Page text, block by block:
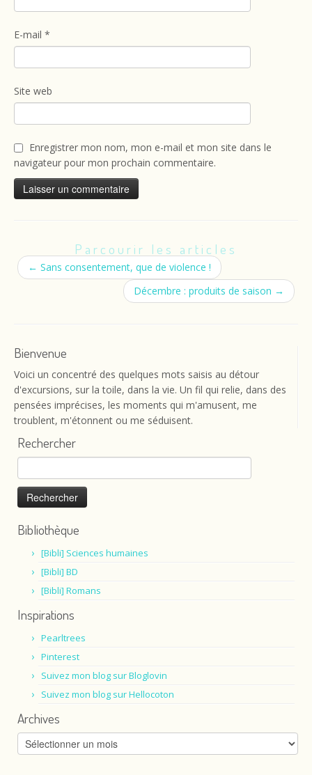
E-mail *
Site web
Enregistrer mon nom, mon e-mail et mon site dans le
navigateur pour mon prochain commentaire.
Parcourir les articles
← Sans consentement, que de violence !
Décembre : produits de saison →
Bienvenue
Voici un concentré des quelques mots saisis au détour
d'excursions, sur la toile, dans la vie. Un fil qui relie, dans des
pensées imprécises, les moments qui m'amusent, me
troublent, m'étonnent ou me séduisent.
Rechercher
Rechercher :
Bibliothèque
[Bibli] Sciences humaines
[Bibli] BD
[Bibli] Romans
Inspirations
Pearltrees
Pinterest
Suivez mon blog sur Bloglovin
Suivez mon blog sur Hellocoton
Archives
Archives